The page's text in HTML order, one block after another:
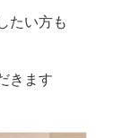
たい方も
きます